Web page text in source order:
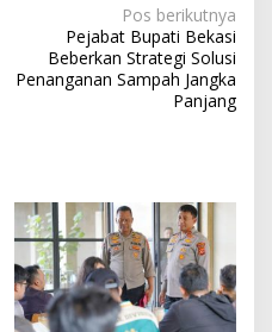
Pos berikutnya
Pejabat Bupati Bekasi
Beberkan Strategi Solusi
Penanganan Sampah Jangka
Panjang